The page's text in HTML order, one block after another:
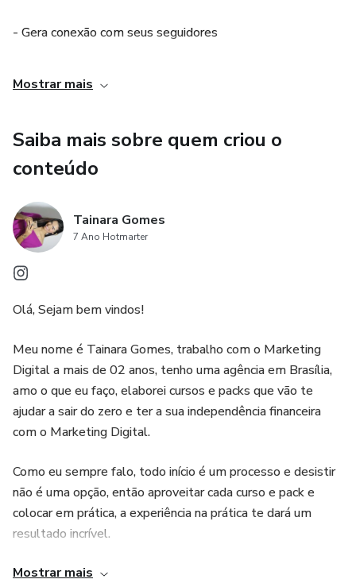
- Gera conexão com seus seguidores
Mostrar mais
Saiba mais sobre quem criou o
conteúdo
Tainara Gomes
7 Ano Hotmarter
Olá, Sejam bem vindos!
Meu nome é Tainara Gomes, trabalho com o Marketing
Digital a mais de 02 anos, tenho uma agência em Brasília,
amo o que eu faço, elaborei cursos e packs que vão te
ajudar a sair do zero e ter a sua independência financeira
com o Marketing Digital.
Como eu sempre falo, todo início é um processo e desistir
não é uma opção, então aproveitar cada curso e pack e
colocar em prática, a experiência na prática te dará um
resultado incrível.
Demorei a decidir entrar para o digital e me arrependi por
Mostrar mais